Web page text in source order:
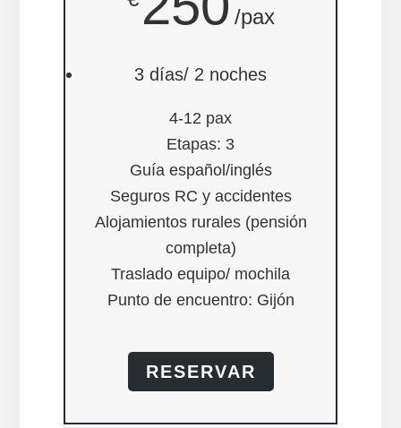
/pax
3 días/ 2 noches
4-12 pax
Etapas: 3
Guía español/inglés
Seguros RC y accidentes
Alojamientos rurales (pensión
completa)
Traslado equipo/ mochila
Punto de encuentro: Gijón
RESERVAR